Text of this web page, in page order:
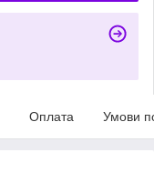
Оплата Умови